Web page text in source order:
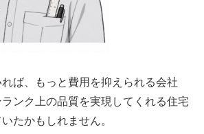
ば、もっと費用を抑えられる会社
ンク上の品質を実現してくれる住宅
たかもしれません。